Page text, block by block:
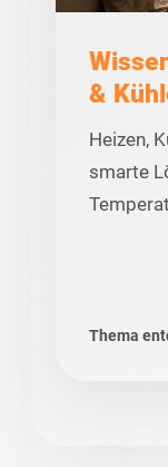
&
Heizen,
smarte
Thema